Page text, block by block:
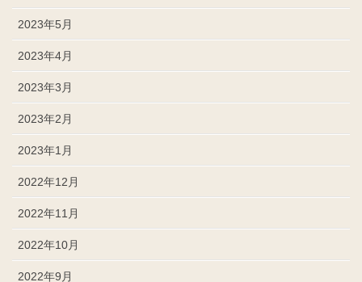
2023年5月
2023年4月
2023年3月
2023年2月
2023年1月
2022年12月
2022年11月
2022年10月
2022年9月